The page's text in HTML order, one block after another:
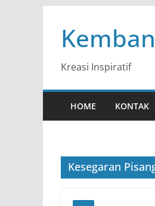
content
Kreasi Inspiratif
HOME KONTAK
Kesegaran